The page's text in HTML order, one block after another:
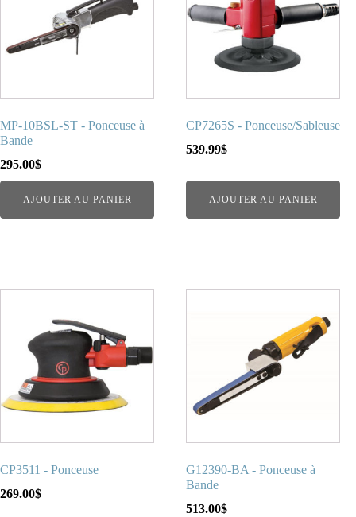
MP-10BSL-ST - Ponceuse à
Bande
295.00$
AJOUTER AU PANIER
CP7265S - Ponceuse/Sableuse
539.99$
AJOUTER AU PANIER
CP3511 - Ponceuse
269.00$
G12390-BA - Ponceuse à
Bande
513.00$